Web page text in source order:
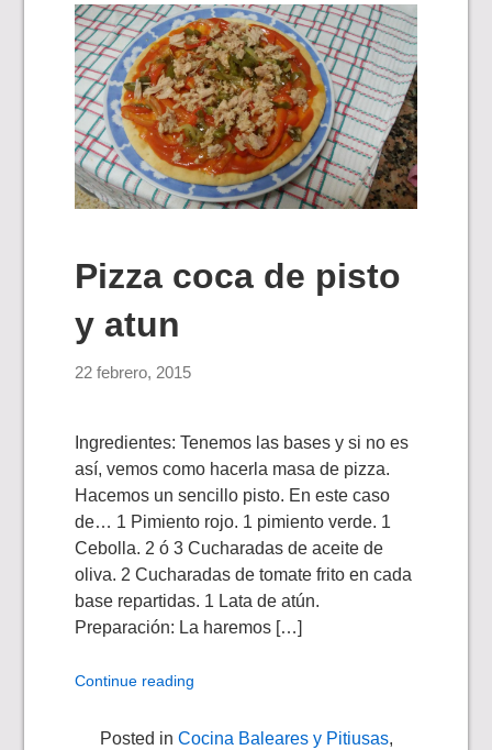
Pizza coca de pisto
y atun
22 febrero, 2015
Ingredientes: Tenemos las bases y si no es
así, vemos como hacerla masa de pizza.
Hacemos un sencillo pisto. En este caso
de… 1 Pimiento rojo. 1 pimiento verde. 1
Cebolla. 2 ó 3 Cucharadas de aceite de
oliva. 2 Cucharadas de tomate frito en cada
base repartidas. 1 Lata de atún.
Preparación: La haremos […]
Continue reading
Posted in Cocina Baleares y Pitiusas,